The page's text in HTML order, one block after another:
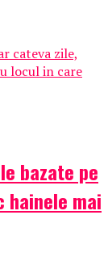
cateva zile,
locul in care
bazate pe
mai